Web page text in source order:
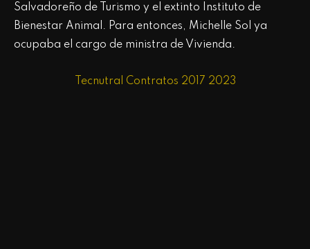
Salvadoreño de Turismo y el extinto Instituto de
Bienestar Animal. Para entonces, Michelle Sol ya
ocupaba el cargo de ministra de Vivienda.
Tecnutral Contratos 2017 2023